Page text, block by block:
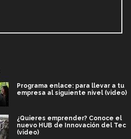
Programa enlace: para llevar a tu
empresa al siguiente nivel (video)
¿Quieres emprender? Conoce el
nuevo HUB de Innovación del Tec
(video)